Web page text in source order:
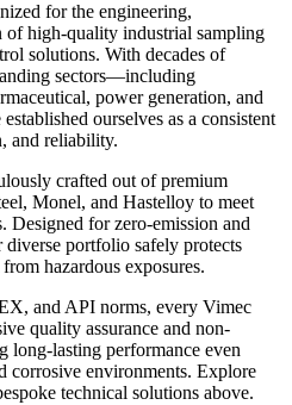
for the engineering,
of high-quality industrial sampling
solutions. With decades of
sectors—including
power generation, and
ourselves as a consistent
and reliability.
crafted out of premium
Monel, and Hastelloy to meet
Designed for zero-emission and
diverse portfolio safely protects
hazardous exposures.
and API norms, every Vimec
quality assurance and non-
long-lasting performance even
corrosive environments. Explore
technical solutions above.